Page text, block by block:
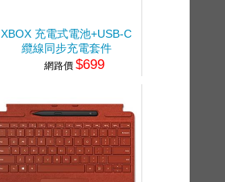
XBOX 充電式電池+USB-C
纜線同步充電套件
網路價 $699